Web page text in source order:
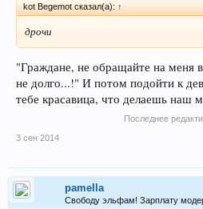
kot Begemot сказал(а): ↑
дрочи
"Граждане, не обращайте на меня
не долго...!" И потом подойти к
тебе красавица, что делаешь наш
Последнее
3 сен 2014
pamella
Свободу эльфам! Зарплату